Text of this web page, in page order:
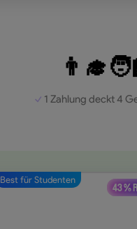
1 Zahlung deckt 4
43 %
Best für Studenten